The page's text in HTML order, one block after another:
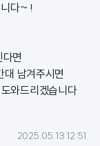
다~ !
면
대 남겨주시면
와드리겠습니다
2025.05.13 12:51